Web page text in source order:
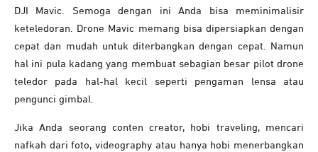
DJI Mavic. Semoga dengan ini Anda bisa meminimalisir
keteledoran. Drone Mavic memang bisa dipersiapkan dengan
cepat dan mudah untuk diterbangkan dengan cepat. Namun
hal ini pula kadang yang membuat sebagian besar pilot drone
teledor pada hal-hal kecil seperti pengaman lensa atau
pengunci gimbal.
Jika Anda seorang conten creator, hobi traveling, mencari
nafkah dari foto, videography atau hanya hobi menerbangkan